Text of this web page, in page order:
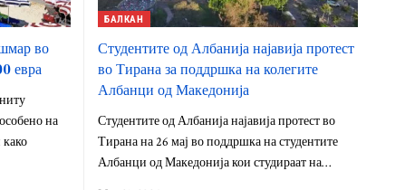
во
евра
на
БАЛКАН
Студентите од Албанија најавија протест
во Тирана за поддршка на колегите
Албанци од Македонија
Студентите од Албанија најавија протест во
Тирана на 26 мај во поддршка на студентите
Албанци од Македонија кои студираат на…